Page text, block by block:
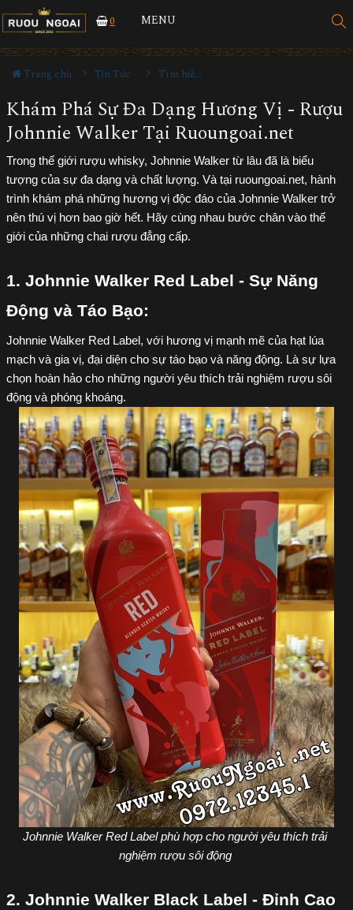
0 MENU
Trang chủ Tin Tức Tìm hiểu về rượu
Khám Phá Sự Đa Dạng Hương Vị - Rượu
Johnnie Walker Tại Ruoungoai.net
Trong thế giới rượu whisky, Johnnie Walker từ lâu đã là biểu
tượng của sự đa dạng và chất lượng. Và tại ruoungoai.net, hành
trình khám phá những hương vị độc đáo của Johnnie Walker trở
nên thú vị hơn bao giờ hết. Hãy cùng nhau bước chân vào thế
giới của những chai rượu đẳng cấp.
1. Johnnie Walker Red Label - Sự Năng
Động và Táo Bạo:
Johnnie Walker Red Label, với hương vị mạnh mẽ của hạt lúa
mạch và gia vị, đại diện cho sự táo bạo và năng động. Là sự lựa
chọn hoàn hảo cho những người yêu thích trải nghiệm rượu sôi
động và phóng khoáng.
Johnnie Walker Red Label phù hợp cho người yêu thích trải
nghiệm rượu sôi động
2. Johnnie Walker Black Label - Đỉnh Cao